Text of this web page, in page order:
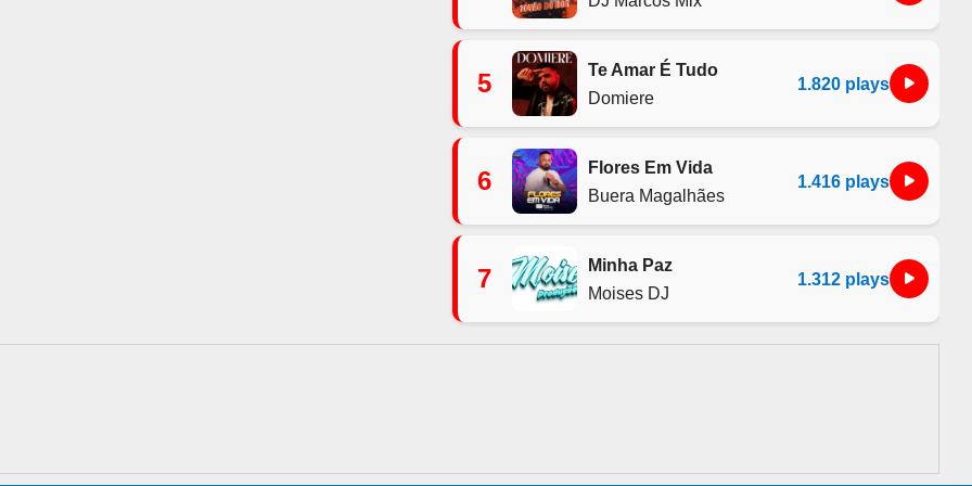
5
Te Amar É Tudo
Domiere
1.820 plays
6
Flores Em Vida
Buera Magalhães
1.416 plays
7
Minha Paz
Moises DJ
1.312 plays